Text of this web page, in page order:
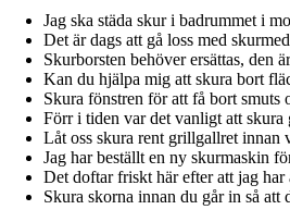
Jag ska städa skur i badrummet i
Det är dags att gå loss med
Skurborsten behöver ersättas, den
Kan du hjälpa mig att skura bort
Skura fönstren för att få bort smuts
Förr i tiden var det vanligt att skura
Låt oss skura rent grillgallret innan
Jag har beställt en ny skurmaskin
Det doftar friskt här efter att jag har
Skura skorna innan du går in så att